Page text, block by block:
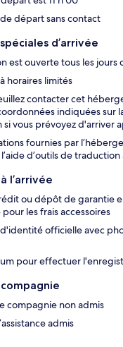
départ sans contact
d’arrivée
est ouverte tous les jours
horaires limités
contacter cet
indiquées sur
si vous prévoyez d'arriver
fournies par
d’outils de
l’arrivée
ou dépôt de garantie
les frais accessoires
officielle avec
pour effectuer
compagnie non admis
admis